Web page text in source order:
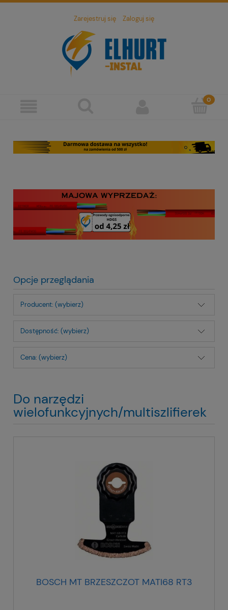
Zarejestruj się Zaloguj się
Opcje przeglądania
Producent: (wybierz)
Dostępność: (wybierz)
Cena: (wybierz)
Do narzędzi
wielofunkcyjnych/multiszlifierek
BOSCH MT BRZESZCZOT MATI68 RT3